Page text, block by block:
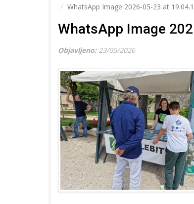
WhatsApp Image 2026-05-23 at
WhatsApp Image
Objavljeno: 23/05/2026